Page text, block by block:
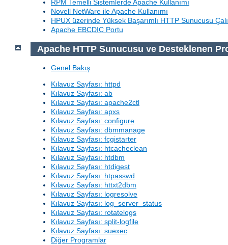
RPM Temelli Sistemlerde Apache Kullanımı
Novell NetWare ile Apache Kullanımı
HPUX üzerinde Yüksek Başarımlı HTTP Sunucusu
Apache EBCDIC Portu
Apache HTTP Sunucusu ve Desteklenen
Genel Bakış
Kılavuz Sayfası: httpd
Kılavuz Sayfası: ab
Kılavuz Sayfası: apache2ctl
Kılavuz Sayfası: apxs
Kılavuz Sayfası: configure
Kılavuz Sayfası: dbmmanage
Kılavuz Sayfası: fcgistarter
Kılavuz Sayfası: htcacheclean
Kılavuz Sayfası: htdbm
Kılavuz Sayfası: htdigest
Kılavuz Sayfası: htpasswd
Kılavuz Sayfası: httxt2dbm
Kılavuz Sayfası: logresolve
Kılavuz Sayfası: log_server_status
Kılavuz Sayfası: rotatelogs
Kılavuz Sayfası: split-logfile
Kılavuz Sayfası: suexec
Diğer Programlar